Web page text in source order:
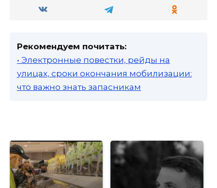
Рекомендуем почитать:
• Электронные повестки, рейды на
улицах, сроки окончания мобилизации:
что важно знать запасникам